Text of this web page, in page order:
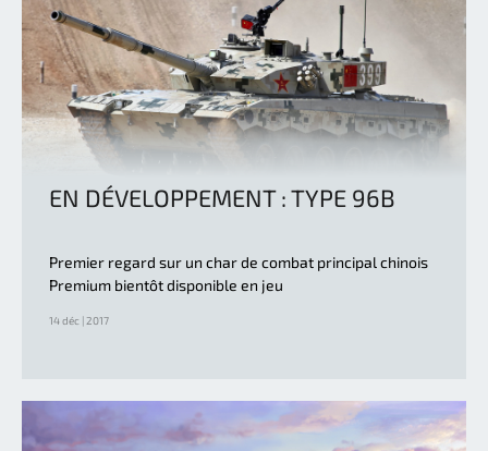
EN DÉVELOPPEMENT : TYPE 96B
Premier regard sur un char de combat principal chinois
Premium bientôt disponible en jeu
14 déc | 2017